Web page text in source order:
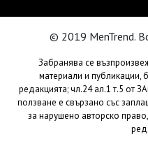
© 2019 MenTrend.
Забранява се
материали и публикации,
редакцията; чл.24 ал.1 т.5 от
ползване е свързано със
за нарушено авторско